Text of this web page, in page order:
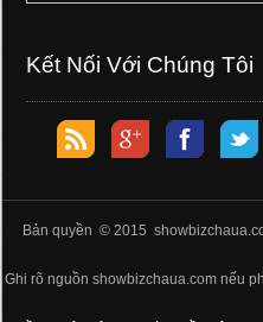
Kết Nối Với Chúng Tôi
Bản quyền © 2015
Ghi rõ nguồn showbizchaua.com nếu